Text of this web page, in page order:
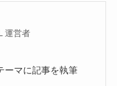
運営者
ーマに記事を執筆